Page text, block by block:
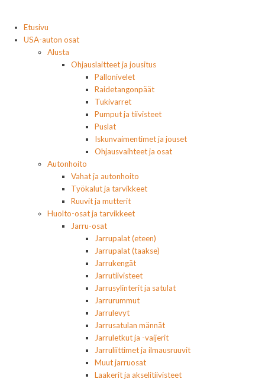
Etusivu
USA-auton osat
Alusta
Ohjauslaitteet ja jousitus
Pallonivelet
Raidetangonpäät
Tukivarret
Pumput ja tiivisteet
Puslat
Iskunvaimentimet ja jouset
Ohjausvaihteet ja osat
Autonhoito
Vahat ja autonhoito
Työkalut ja tarvikkeet
Ruuvit ja mutterit
Huolto-osat ja tarvikkeet
Jarru-osat
Jarrupalat (eteen)
Jarrupalat (taakse)
Jarrukengät
Jarrutiivisteet
Jarrusylinterit ja satulat
Jarrurummut
Jarrulevyt
Jarrusatulan männät
Jarruletkut ja -vaijerit
Jarruliittimet ja ilmausruuvit
Muut jarruosat
Laakerit ja akselitiivisteet